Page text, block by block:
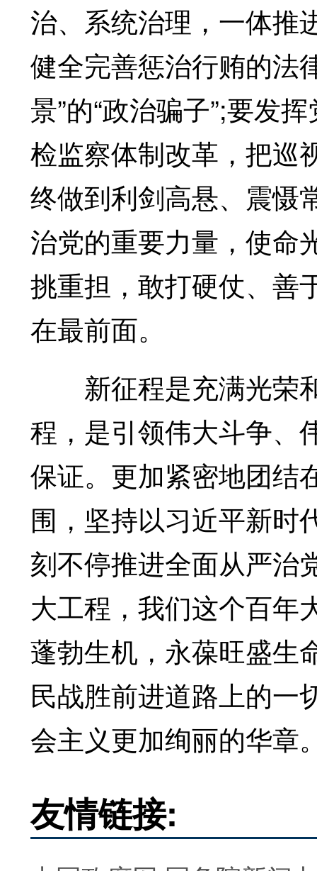
治、系统治理，一体推
健全完善惩治行贿的法
景”的“政治骗子”;要发
检监察体制改革，把巡
终做到利剑高悬、震慑
治党的重要力量，使命
挑重担，敢打硬仗、善
在最前面。
新征程是充满光荣
程，是引领伟大斗争、
保证。更加紧密地团结
围，坚持以习近平新时
刻不停推进全面从严治
大工程，我们这个百年
蓬勃生机，永葆旺盛生
民战胜前进道路上的一
会主义更加绚丽的华章
友情链接: